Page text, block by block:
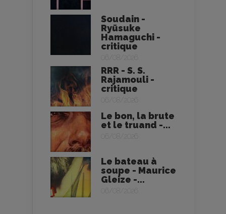
Soudain -
Ryūsuke
Hamaguchi -
critique
06/08/2026
RRR - S. S.
Rajamouli -
critique
06/08/2026
Le bon, la brute
et le truand -...
06/08/2026
Le bateau à
soupe - Maurice
Gleize -...
06/08/2026